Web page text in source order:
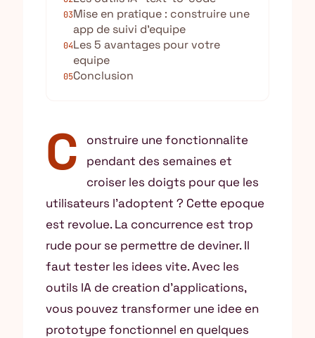
03Mise en pratique : construire une
app de suivi d’equipe
04Les 5 avantages pour votre
equipe
05Conclusion
C
onstruire une fonctionnalite
pendant des semaines et
croiser les doigts pour que les
utilisateurs l’adoptent ? Cette epoque
est revolue. La concurrence est trop
rude pour se permettre de deviner. Il
faut tester les idees vite. Avec les
outils IA de creation d’applications,
vous pouvez transformer une idee en
prototype fonctionnel en quelques